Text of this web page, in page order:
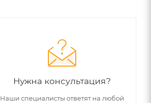
Нужна консультация?
Наши специалисты ответят на любой